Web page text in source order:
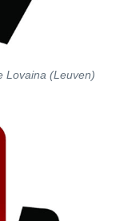
Lovaina (Leuven)